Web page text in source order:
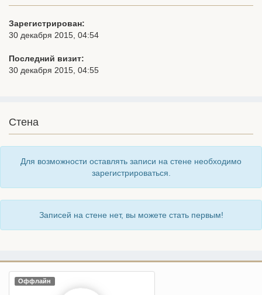
Зарегистрирован:
30 декабря 2015, 04:54
Последний визит:
30 декабря 2015, 04:55
Стена
Для возможности оставлять записи на стене необходимо
зарегистрироваться.
Записей на стене нет, вы можете стать первым!
Оффлайн